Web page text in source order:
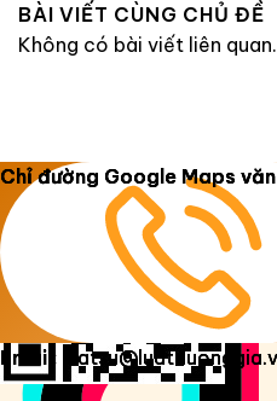
BÀI VIẾT CÙNG CHỦ ĐỀ
Không có bài viết liên quan.
Copyright 2026 ©